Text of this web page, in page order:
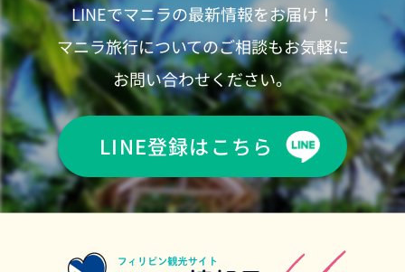
LINEでマニラの最新情報をお届け！
マニラ旅行についてのご相談もお気軽に
お問い合わせください。
LINE登録はこちら